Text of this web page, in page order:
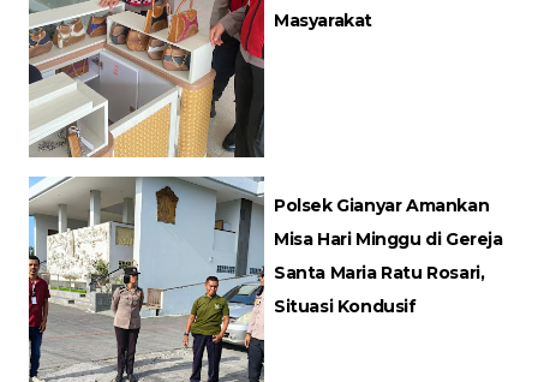
Masyarakat
Polsek Gianyar Amankan
Misa Hari Minggu di Gereja
Santa Maria Ratu Rosari,
Situasi Kondusif